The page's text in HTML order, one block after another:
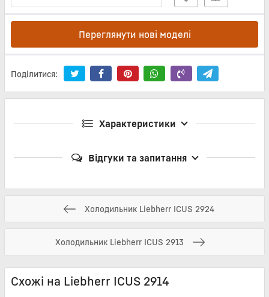
Переглянути нові моделі
Поділитися:
Характеристики
Відгуки та запитання
Холодильник Liebherr ICUS 2924
Холодильник Liebherr ICUS 2913
Схожі на Liebherr ICUS 2914